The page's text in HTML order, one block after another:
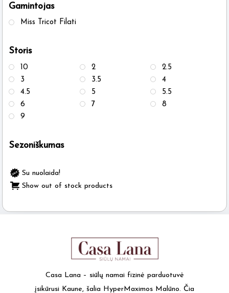
Gamintojas
Miss Tricot Filati
Storis
10 2
2.5
3
3.5
4
4.5
5
5.5
6
7
8
9
Sezoniškumas
Su nuolaida!
Show out of stock products
Casa Lana – siūlų namai fizinė parduotuvė
įsikūrusi Kaune, šalia HyperMaximos Malūno. Čia